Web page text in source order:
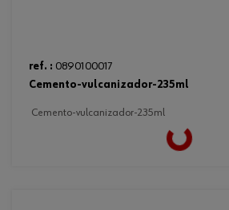
ref. : 0890100017
cemento-vulcanizador-235ml
cemento-vulcanizador-235ml